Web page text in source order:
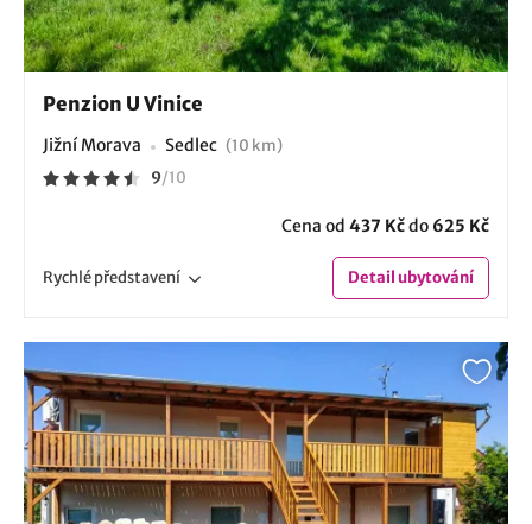
Penzion U Vinice
Jižní Morava Sedlec (10 km)
9/10
Cena od 437 Kčdo 625 Kč
Rychlépředstavení Detailubytování